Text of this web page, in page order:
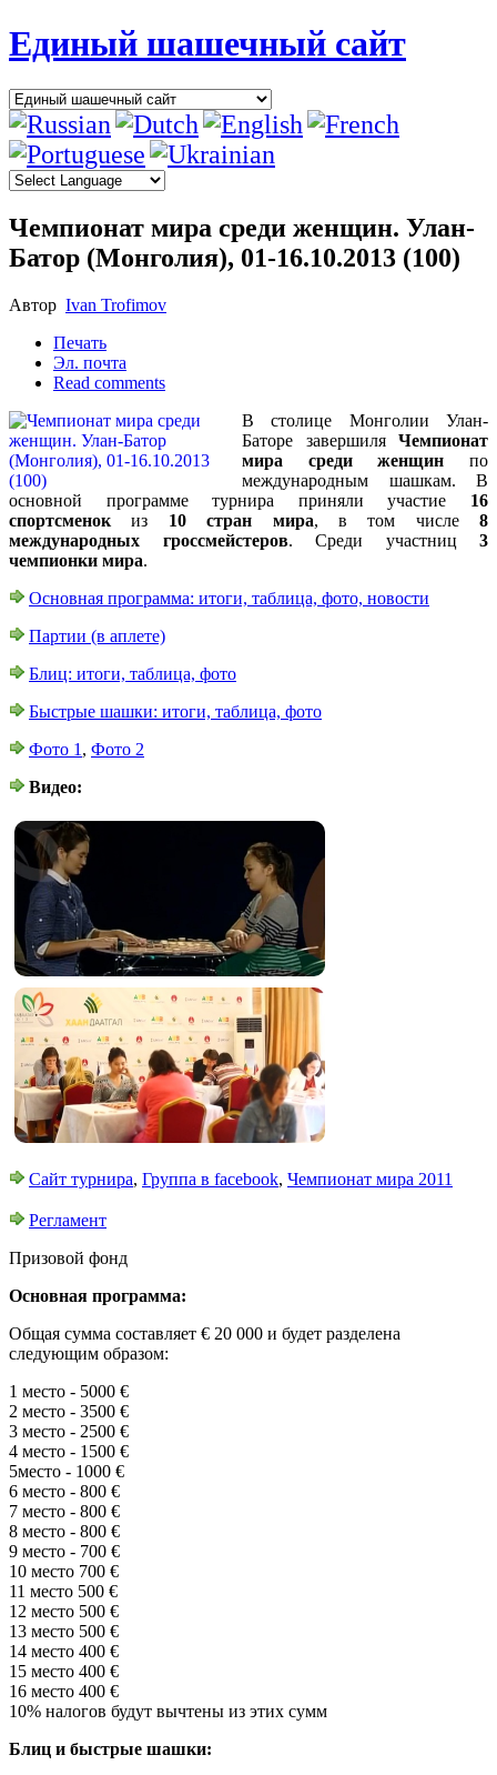
Единый шашечный сайт
Чемпионат мира среди женщин. Улан-
Батор (Монголия), 01-16.10.2013 (100)
Автор Ivan Trofimov
Печать
Эл. почта
Read comments
В столице Монголии Улан-
Баторе завершиля Чемпионат
мира среди женщин по
международным шашкам. В
основной программе турнира приняли участие 16
спортсменок из 10 стран мира, в том числе 8
международных гроссмейстеров. Среди участниц 3
чемпионки мира.
Основная программа: итоги, таблица, фото, новости
Партии (в аплете)
Блиц: итоги, таблица, фото
Быстрые шашки: итоги, таблица, фото
Фото 1 , Фото 2
Видео:
Сайт турнира, Группа в facebook, Чемпионат мира 2011
Регламент
Призовой фонд
Основная программа:
Общая сумма составляет € 20 000 и будет разделена
следующим образом:
1 место - 5000 €
2 место - 3500 €
3 место - 2500 €
4 место - 1500 €
5место - 1000 €
6 место - 800 €
7 место - 800 €
8 место - 800 €
9 место - 700 €
10 место 700 €
11 место 500 €
12 место 500 €
13 место 500 €
14 место 400 €
15 место 400 €
16 место 400 €
10% налогов будут вычтены из этих сумм
Блиц и быстрые шашки: